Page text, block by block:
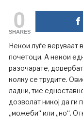
0
SHARES
Некои луѓе веруваат
почетоци. А некои
разочарате,
колку се трудите.
ладни, тие
дозволат никој да ги
„можеби“ или „но“.